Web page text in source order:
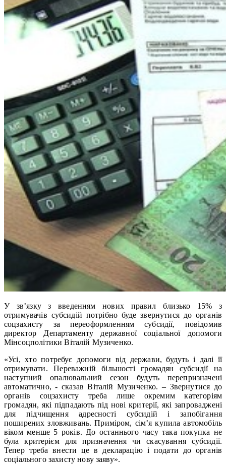
У зв’язку з введенням нових правил близько 15% з
отримувачів субсидій потрібно буде звернутися до органів
соцзахисту за переоформленням субсидії, повідомив
директор Департаменту державної соціальної допомоги
Мінсоцполітики Віталій Музиченко.
«Усі, хто потребує допомоги від держави, будуть і далі її
отримувати. Переважній більшості громадян субсидії на
наступний опалювальний сезон будуть перепризначені
автоматично, - сказав Віталій Музиченко. – Звернутися до
органів соцзахисту треба лише окремим категоріям
громадян, які підпадають під нові критерії, які запроваджені
для підчищення адресності субсидій і запобігання
поширених зловживань. Приміром, сім’я купила автомобіль
віком менше 5 років. До останнього часу така покупка не
була критерієм для призначення чи скасування субсидії.
Тепер треба внести це в декларацію і подати до органів
соціального захисту нову заяву».